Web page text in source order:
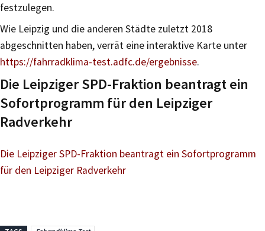
festzulegen.
Wie Leipzig und die anderen Städte zuletzt 2018
abgeschnitten haben, verrät eine interaktive Karte unter
https://fahrradklima-test.adfc.de/ergebnisse.
Die Leipziger SPD-Fraktion beantragt ein
Sofortprogramm für den Leipziger
Radverkehr
Die Leipziger SPD-Fraktion beantragt ein Sofortprogramm
für den Leipziger Radverkehr